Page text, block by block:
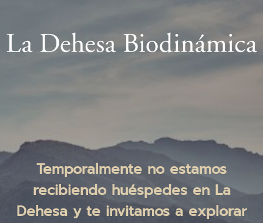
Temporalmente no estamos
recibiendo huéspedes en La
Dehesa y te invitamos a explorar